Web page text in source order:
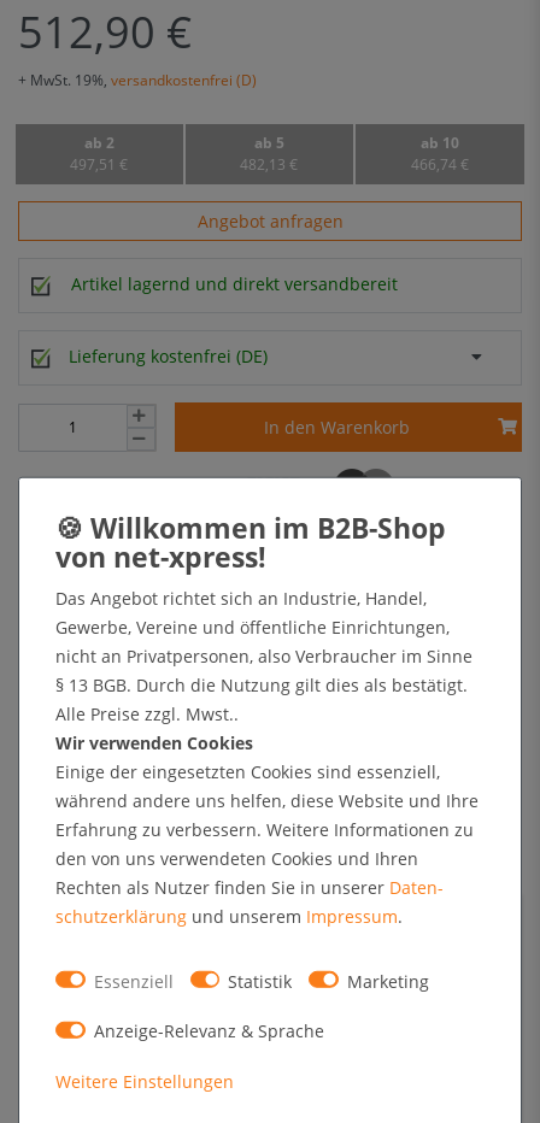
512,90 €
+ MwSt. 19%, versandkostenfrei (D)
ab 2
497,51 €
ab 5
482,13 €
ab 10
466,74 €
Angebot anfragen
Artikel lagernd und direkt versandbereit
Lieferung kostenfrei (DE)
In den Warenkorb
+ Sichere Zahlungsarten mit Käuferschutz oder Zahlung nach Erhalt der Ware auf Rechnung
Kundenrezensionen
Angaben zur Produktsicherheit
Kundenrezensionen
0
0
0
0
Das Angebot richtet sich an Industrie, Handel,
Gewerbe, Vereine und öffentliche Einrichtungen,
nicht an Privatpersonen, also Verbraucher im Sinne
§ 13 BGB. Durch die Nutzung gilt dies als bestätigt.
Alle Preise zzgl. Mwst..
Wir verwenden Cookies
Einige der eingesetzten Cookies sind essenziell,
während andere uns helfen, diese Website und Ihre
Erfahrung zu verbessern. Weitere Informationen zu
den von uns verwendeten Cookies und Ihren
Rechten als Nutzer finden Sie in unserer Daten­
schutz­erklärung und unserem Impressum.
Essenziell Statistik Marketing
Anzeige-Relevanz & Sprache
Weitere Einstellungen